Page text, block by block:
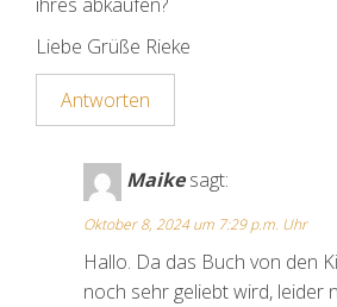
Liebe Grüße Rieke
Antworten
Maike sagt:
Oktober 8, 2024 um 7:29 p.m. Uhr
Hallo. Da das Buch von den
noch sehr geliebt wird, leider